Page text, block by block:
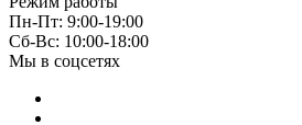
Пн-Пт: 9:00-19:00
Cб-Вс: 10:00-18:00
Мы в соцсетях